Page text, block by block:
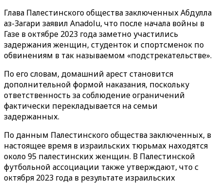
Глава Палестинского общества заключенных Абдулла
аз-Загари заявил Anadolu, что после начала войны в
Газе в октябре 2023 года заметно участились
задержания женщин, студенток и спортсменок по
обвинениям в так называемом «подстрекательстве».
По его словам, домашний арест становится
дополнительной формой наказания, поскольку
ответственность за соблюдение ограничений
фактически перекладывается на семьи
задержанных.
По данным Палестинского общества заключенных, в
настоящее время в израильских тюрьмах находятся
около 95 палестинских женщин. В Палестинской
футбольной ассоциации также утверждают, что с
октября 2023 года в результате израильских